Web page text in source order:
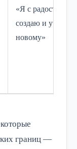
«Я с радостью
создаю и учусь
новому»
границ —